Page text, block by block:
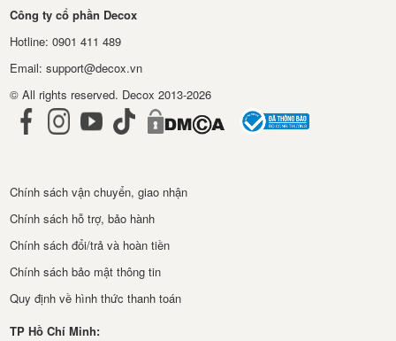
Công ty cổ phần Decox
Hotline: 0901 411 489
Email: support@decox.vn
© All rights reserved. Decox 2013-2026
Chính sách vận chuyển, giao nhận
Chính sách hỗ trợ, bảo hành
Chính sách đổi/trả và hoàn tiền
Chính sách bảo mật thông tin
Quy định về hình thức thanh toán
TP Hồ Chí Minh: